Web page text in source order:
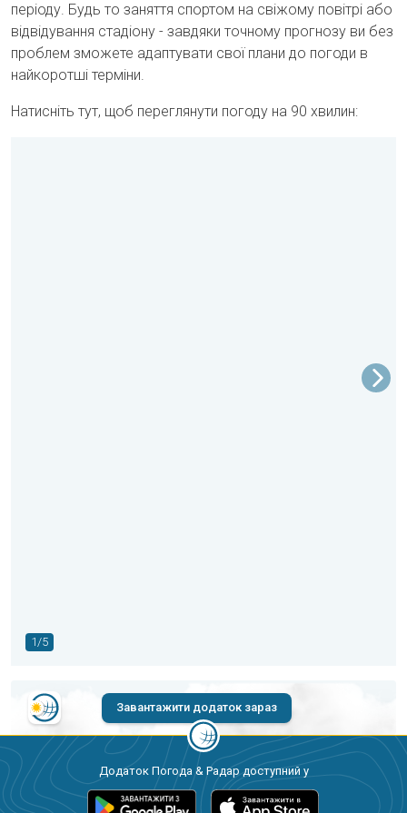
періоду. Будь то заняття спортом на свіжому повітрі або
відвідування стадіону - завдяки точному прогнозу ви без
проблем зможете адаптувати свої плани до погоди в
найкоротші терміни.
Натисніть тут, щоб переглянути погоду на 90 хвилин:
1/5
Завантажити додаток зараз
Додаток Погода & Радар доступний у